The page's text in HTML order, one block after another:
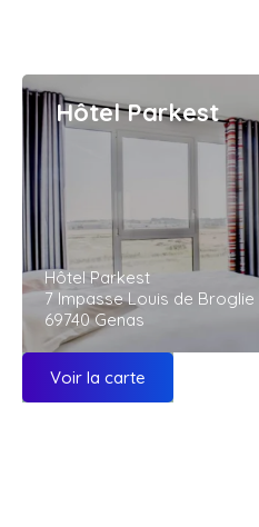
Hôtel Parkest
Hôtel Parkest
7 Impasse Louis de Broglie
69740 Genas
Voir la carte